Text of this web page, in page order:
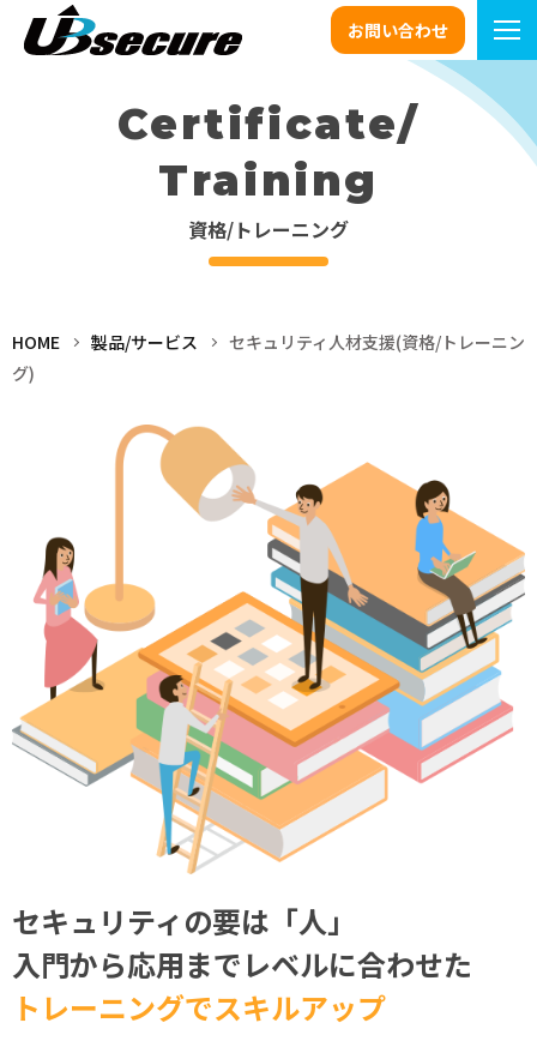
お問い合わせ
Certificate/
Training
資格/トレーニング
HOME 製品/サービス
セキュリティ人材支援(資格/トレーニン
グ)
セキュリティの要は「人」
入門から応用までレベルに合わせた
トレーニングでスキルアップ